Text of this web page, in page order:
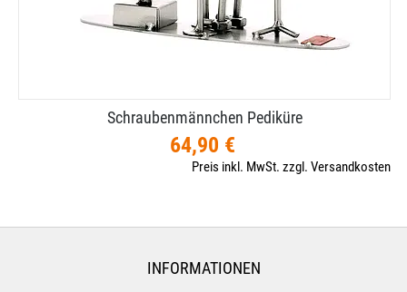
Schraubenmännchen Pediküre
64,90 €
Preis inkl. MwSt. zzgl. Versandkosten
INFORMATIONEN